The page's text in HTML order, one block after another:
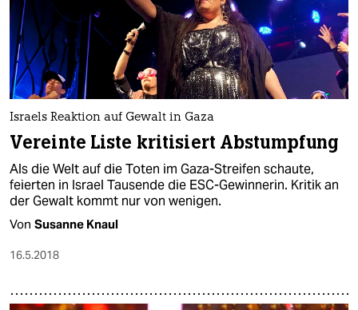
Israels Reaktion auf Gewalt in Gaza
Vereinte Liste kritisiert Abstumpfung
Als die Welt auf die Toten im Gaza-Streifen schaute,
feierten in Israel Tausende die ESC-Gewinnerin. Kritik an
der Gewalt kommt nur von wenigen.
Von Susanne Knaul
16.5.2018